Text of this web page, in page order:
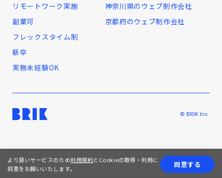
リモートワーク実施
副業可
フレックスタイム制
新卒
実務未経験OK
神奈川県のウェブ制作会社
京都府のウェブ制作会社
© BRIK Inc.
より良いサービスのため利用規約とCookieの取得・利用に
同意をお願いいたします。
同意する